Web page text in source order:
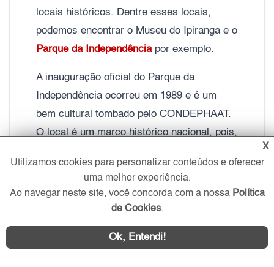
locais históricos. Dentre esses locais,
podemos encontrar o Museu do Ipiranga e o
Parque da Independênciapor exemplo.
A inauguração oficial do Parque da
Independência ocorreu em 1989 e é um
bem cultural tombado pelo CONDEPHAAT.
O local é um marco histórico nacional, pois,
Riacho do Ipiranga, D. Pedro I declarou o
país independente de Portugal.
No Parque, podemos ver um monumento
que simboliza a “Independência do Brasil” e
X
Utilizamos cookies para personalizar conteúdos e oferecer
uma melhor experiência.
Ao navegar neste site, você concorda com a nossa Política
de Cookies.
Ok, Entendi!